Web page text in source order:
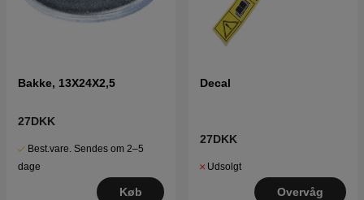
Bakke, 13X24X2,5
27DKK
Best.vare. Sendes om 2–5
dage
Køb
Decal
27DKK
Udsolgt
Overvåg